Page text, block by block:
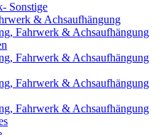
Sonstige
& Achsaufhängung
Fahrwerk & Achsaufhängung
Fahrwerk & Achsaufhängung
Fahrwerk & Achsaufhängung
Fahrwerk & Achsaufhängung